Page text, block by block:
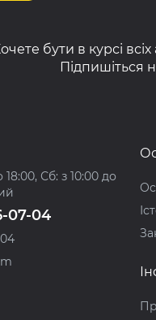
бути в курсі
Підпишіться
Сб: з 10:00 до
07-04